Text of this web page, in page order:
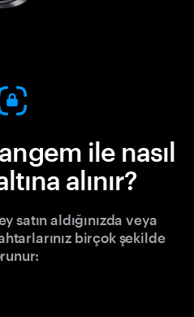
ile nasıl
alınır?
satın aldığınızda veya
birçok şekilde